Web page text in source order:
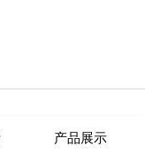
乐APP在
产品展示